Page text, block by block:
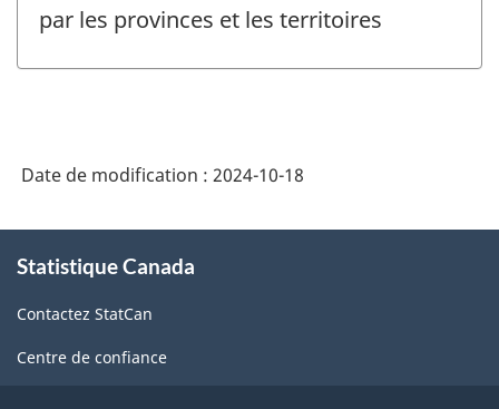
par les provinces et les territoires
Date de modification : 2024-10-18
propos
ce
site
Statistique Canada
Contactez StatCan
Centre de confiance